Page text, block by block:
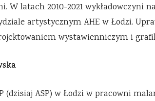
W latach 2010-2021 wykładowczyni
artystycznym AHE w Łodzi.
wystawienniczym i
(dzisiaj ASP) w Łodzi w pracowni